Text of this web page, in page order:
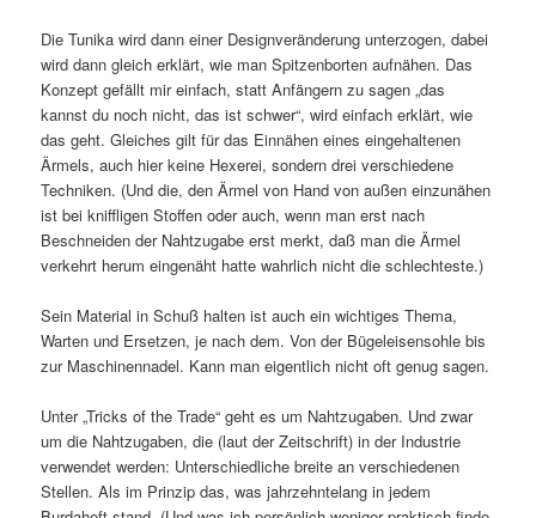
Die Tunika wird dann einer Designveränderung unterzogen, dabei
wird dann gleich erklärt, wie man Spitzenborten aufnähen. Das
Konzept gefällt mir einfach, statt Anfängern zu sagen „das
kannst du noch nicht, das ist schwer“, wird einfach erklärt, wie
das geht. Gleiches gilt für das Einnähen eines eingehaltenen
Ärmels, auch hier keine Hexerei, sondern drei verschiedene
Techniken. (Und die, den Ärmel von Hand von außen einzunähen
ist bei kniffligen Stoffen oder auch, wenn man erst nach
Beschneiden der Nahtzugabe erst merkt, daß man die Ärmel
verkehrt herum eingenäht hatte wahrlich nicht die schlechteste.)
Sein Material in Schuß halten ist auch ein wichtiges Thema,
Warten und Ersetzen, je nach dem. Von der Bügeleisensohle bis
zur Maschinennadel. Kann man eigentlich nicht oft genug sagen.
Unter „Tricks of the Trade“ geht es um Nahtzugaben. Und zwar
um die Nahtzugaben, die (laut der Zeitschrift) in der Industrie
verwendet werden: Unterschiedliche breite an verschiedenen
Stellen. Als im Prinzip das, was jahrzehntelang in jedem